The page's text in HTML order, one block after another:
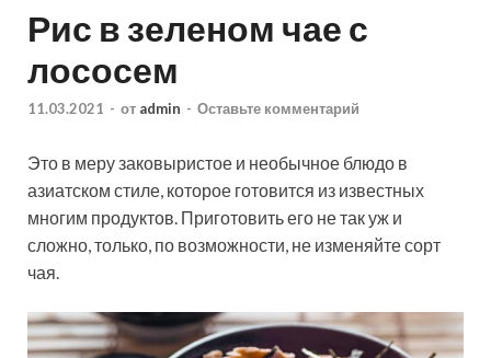
Рис в зеленом чае с
лососем
11.03.2021 - от admin - Оставьте комментарий
Это в меру заковыристое и необычное блюдо в
азиатском стиле, которое готовится из известных
многим продуктов. Приготовить его не так уж и
сложно, только, по возможности, не изменяйте сорт
чая.